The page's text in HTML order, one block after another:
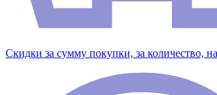
Скидки за сумму покупки, за количество,